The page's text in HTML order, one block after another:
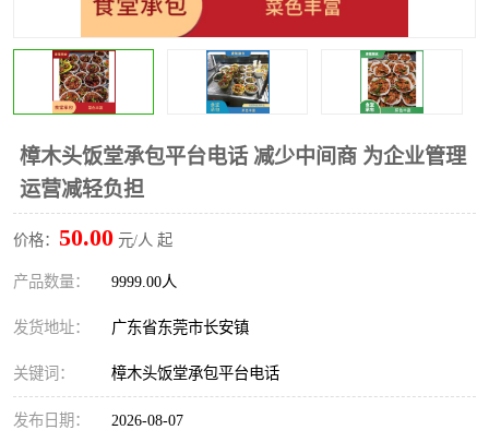
樟木头饭堂承包平台电话 减少中间商 为企业管理
运营减轻负担
价格： 50.00 元/人 起
产品数量： 9999.00人
发货地址： 广东省东莞市长安镇
关键词： 樟木头饭堂承包平台电话
发布日期： 2026-08-07